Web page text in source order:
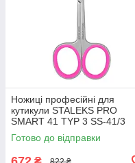
Ножиці професійні для
кутикули STALEKS PRO
SMART 41 TYP 3 SS-41/3
ножиці манікюрні інструмент
Сталекс
Готово до відправки